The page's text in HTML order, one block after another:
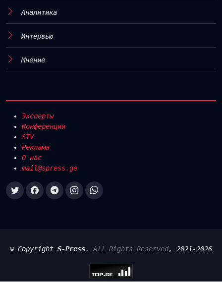
Аналитика
Интервью
Мнение
Эксперты
Конференции
STV
Реклама
О нас
mail@spress.ge
© Copyright S-Press. All Rights Reserved, 2021-2026